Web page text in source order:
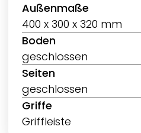
Außenmaße
400 x 300 x 320 mm
Boden
geschlossen
Seiten
geschlossen
Griffe
Griffleiste